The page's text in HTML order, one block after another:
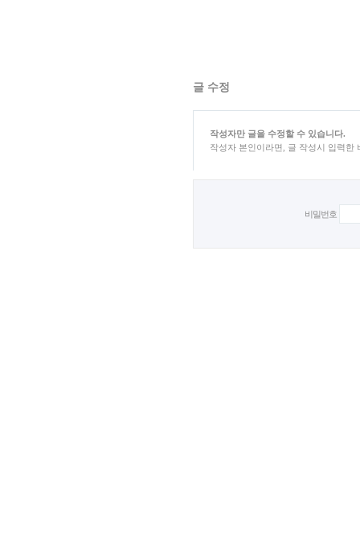
글 수정
작성자만 글을 수정할 수 있습니다.
작성자 본인이라면, 글 작성시 입력한
비밀번호